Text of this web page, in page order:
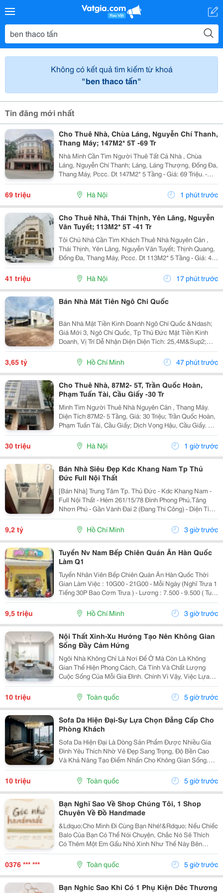
Không có kết quả tìm kiếm từ khoá
"ben thaco tấn"
Tin đăng mới nhất
Cho Thuê Nhà, Chùa Láng, Nguyễn Chí Thanh,
Thang Máy; 147M2* 5T -69 Tr
Nhà Mình Cần Tìm Người Thuê Tất Cả Nhà , Chùa
Láng, Nguyễn Chí Thanh; Láng, Láng Thượng, Đống Đa,
Thang Máy, Pccc. Dt 147M2* 5 Tầng - Giá: 69 Triệu. -
Liên Hệ Trực Tiếp Chính Chủ: 0946004782 - Vỉa Hè Lớn,
Mặt Tiền Rộng, Thoáng. - Vị Trí Ngay Gần Ngã...
69 triệu Hà Nội 1 phút trước
Cho Thuê Nhà, Thái Thịnh, Yên Lãng, Nguyễn
Văn Tuyết; 113M2* 5T -41 Tr
Tôi Chủ Nhà Cần Tìm Khách Thuê Nhà Nguyên Căn ,
Thái Thịnh, Yên Lãng, Nguyễn Văn Tuyết; Thịnh Quang,
Đống Đa, Thang Máy, Pccc. Dt 113M2* 5 Tầng - Giá: 41
Triệu. - Liên Hệ Trực Tiếp Chính Chủ: 0946814103 - Vỉa
Hè Lớn, Mặt Tiền Rộng, Thoáng. - Vị Trí...
41 triệu Hà Nội 17 phút trước
Bán Nhà Măt Tiên Ngô Chi Quốc
Bán Nhà Mặt Tiền Kinh Doanh Ngô Chí Quốc &Ndash;
Giá Mới 3, Ngô Chí Quốc, Tp Thủ Đức Mặt Tiền Kinh
Doanh, Vị Trí Dễ Nhận Diện Diện Tích: 25,4M&Sup2;
Giá: 3,65 Tỷ * Sau Chợ Đầu Mối Thủ Đức * Gần Khu
Chế Xuất Linh Trung * Khu Dân Cư Đông Đúc,...
3,65 tỷ Hồ Chí Minh 47 phút trước
Cho Thuê Nhà, 87M2- 5T, Trần Quốc Hoàn,
Phạm Tuấn Tài, Cầu Giấy -30 Tr
Mình Tìm Người Thuê Nhà Nguyên Căn , Thang Máy.
Diện Tích 87M2- 5 Tầng, Giá: 30 Triệu; Trần Quốc Hoàn,
Phạm Tuấn Tài, Cầu Giấy; Dịch Vọng Hậu, Cầu Giấy. +
Liên Hệ Trực Tiếp Chủ Nhà: 0988289962 + Vỉa Hè Lớn,
Mặt Tiền Rộng,Thoáng. + Vị Trí Gần Ngay...
30 triệu Hà Nội 1 giờ trước
Bán Nhà Siêu Đẹp Kdc Khang Nam Tp Thủ
Đức Full Nội Thất
[Bán Nhà] Trung Tâm Tp. Thủ Đức - Kdc Khang Nam -
Full Nội Thất - Hẻm 261/15/78 Đình Phong Phú,Tăng
Nhơn Phú - Gần Vành Đai 2 (Đang Thi Công) - Diện Tích
Lý Tưởng: 5.6M X 14.2M (Tổng Diện Tích Công Nhận:
80M2). - Kết Cấu Kiên Cố: 1 Trệt, 2 Lầu,...
9,2 tỷ Hồ Chí Minh 3 giờ trước
Tuyển Nv Nam Bếp Chiên Quán Ăn Hàn Quốc
Làm Q1
Tuyển Nhân Viên Bếp Chiên Quán Ăn Hàn Quốc Thời
Gian Làm Việc : 10G00 - 21G00 - Mỗi Ngày (Nghĩ Trưa 1
Tiếng 30P Bao Cơm Trưa ) - Lương : 7.500 - 9.500 ( Tuỳ
Theo Năng Lực ) Mô Tả Công Việc: - Bếp Chiên : Sử
Dụng Được Chảo Non Biết Chiên...
9,5 triệu Hồ Chí Minh 3 giờ trước
Nội Thất Xinh-Xu Hướng Tạo Nên Không Gian
Sống Đầy Cảm Hứng
Ngôi Nhà Không Chỉ Là Nơi Để Ở Mà Còn Là Không
Gian Thể Hiện Phong Cách, Cá Tính Và Chất Lượng
Cuộc Sống Của Mỗi Gia Đình. Chính Vì Vậy, Việc Lựa
Chọn Nội Thất Xinh Đang Trở Thành Xu Hướng Được
Nhiều Người Quan Tâm Khi Muốn Biến Không Gian
Sống Trở...
10 triệu Toàn quốc 5 giờ trước
Sofa Da Hiện Đại-Sự Lựa Chọn Đẳng Cấp Cho
Phòng Khách
Sofa Da Hiện Đại Là Dòng Sản Phẩm Được Nhiều Gia
Đình Yêu Thích Nhờ Vẻ Đẹp Sang Trọng, Độ Bền Cao
Và Khả Năng Tạo Điểm Nhấn Cho Không Gian Sống.
Với Thiết Kế Tinh Tế Cùng Chất Liệu Da Cao Cấp, Sofa
Không Chỉ Mang Lại Cảm Giác Thoải Mái Mà Còn Thể...
10 triệu Toàn quốc 5 giờ trước
Bạn Nghĩ Sao Về Shop Chúng Tôi, 1 Shop
Chuyên Về Đồ Handmade
&Ldquo;Cho Mình Đi Cùng Bạn Nhé!&Rdquo; Nếu Chiếc
Balo Của Bạn Có Thể Nói Chuyện, Chắc Nó Sẽ Thích
Có Thêm Một Em Gấu Nhỏ Xinh Như Thế Này Bên
Cạnh. Từ Những Buổi Đi Học, Đi Làm, Đi Cà Phê Hay
Những Chuyến Đi Chơi Cuối Tuần, Em Móc Khóa Gấu
Bông...
0376 *** *** Toàn quốc 5 giờ trước
Bạn Nghic Sao Khi Có 1 Phụ Kiện Dêc Thương